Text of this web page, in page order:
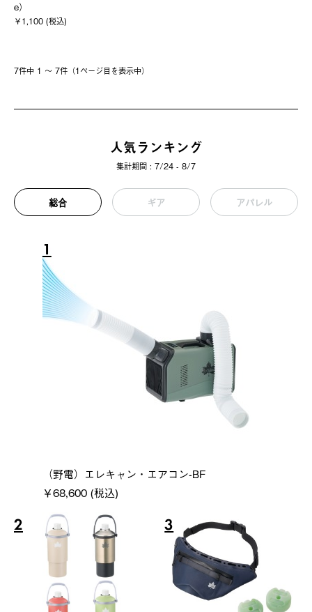
e）
￥1,100 (税込)
7件中 1 〜 7件（1ページ⽬を表⽰中）
人気ランキング
集計期間 : 7/24 - 8/7
総合 ギア アパレル
1
（野電）エレキャン・エアコン-BF
￥68,600 (税込)
2 3